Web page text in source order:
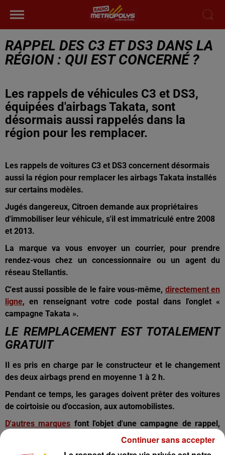
RAPPEL DES C3 ET DS3 DANS LA
RÉGION : QUI EST CONCERNÉ ?
Les rappels de véhicules C3 et DS3,
équipées d'airbags Takata, sont
désormais aussi rappelés dans la
région pour les remplacer.
Les rappels de voitures C3 et DS3 concernent désormais
aussi la région pour remplacer les airbags Takata installés
sur certains modèles.
Jugés dangereux, Citroen demande aux propriétaires
d'immobiliser leur véhicule, s'il est immatriculé entre 2008
et 2013.
La marque va vous envoyer un courrier, pour prendre
rendez-vous chez un concessionnaire ou un agent du
réseau Stellantis.
C'est aussi possible de le faire vous-même, directement en
ligne, en renseignant votre code postal dans l'onglet «
campagne Takata ».
LE REMPLACEMENT EST TOTALEMENT
GRATUIT
Il es pris en charge par le constructeur et le changement
des deux airbags prend en moyenne 1 à 2 h.
Pendant ce temps, les garages doivent prêter des voitures
de coirtoisie ou d'occasion, aux automobilistes.
D'autres marques font l'objet d'une campagne de rappel,
pour la même raison, mais sans devoir stopper leur
Continuer sans accepter